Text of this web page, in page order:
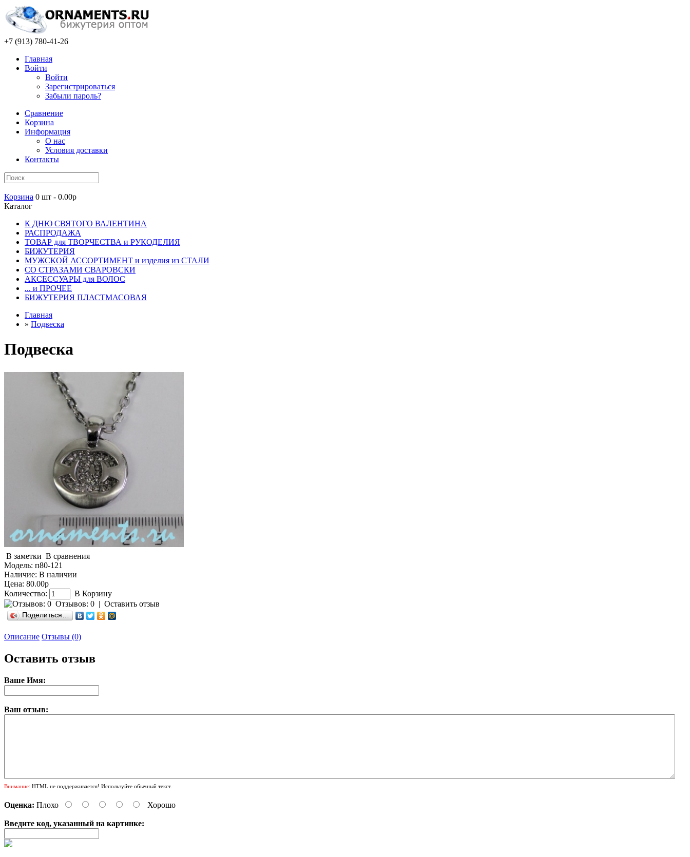
+7 (913) 780-41-26
Главная
Войти
Войти
Зарегистрироваться
Забыли пароль?
Сравнение
Корзина
Информация
О нас
Условия доставки
Контакты
Корзина 0 шт - 0.00р
Каталог
К ДНЮ СВЯТОГО ВАЛЕНТИНА
РАСПРОДАЖА
ТОВАР для ТВОРЧЕСТВА и РУКОДЕЛИЯ
БИЖУТЕРИЯ
МУЖСКОЙ АССОРТИМЕНТ и изделия из СТАЛИ
СО СТРАЗАМИ СВАРОВСКИ
АКСЕССУАРЫ для ВОЛОС
... и ПРОЧЕЕ
БИЖУТЕРИЯ ПЛАСТМАСОВАЯ
Главная
» Подвеска
Подвеска
В заметки В сравнения
Модель: п80-121
Наличие: В наличии
Цена: 80.00р
Количество:
В Корзину
Отзывов: 0 | Оставить отзыв
Поделиться…
Описание Отзывы (0)
Оставить отзыв
Ваше Имя:
Ваш отзыв:
Внимание: HTML не поддерживается! Используйте обычный текст.
Оценка: Плохо Хорошо
Введите код, указанный на картинке: